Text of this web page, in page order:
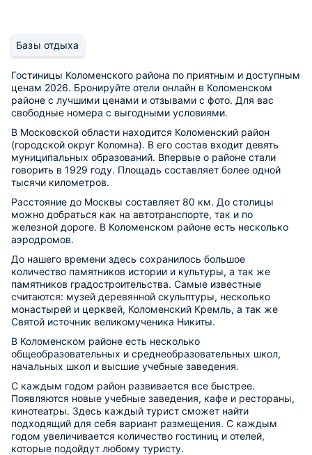
Базы отдыха
Гостиницы Коломенского района по приятным и доступным
ценам 2026. Бронируйте отели онлайн в Коломенском
районе с лучшими ценами и отзывами с фото. Для вас
свободные номера с выгодными условиями.
В Московской области находится Коломенский район
(городской округ Коломна). В его состав входит девять
муниципальных образований. Впервые о районе стали
говорить в 1929 году. Площадь составляет более одной
тысячи километров.
Расстояние до Москвы составляет 80 км. До столицы
можно добраться как на автотранспорте, так и по
железной дороге. В Коломенском районе есть несколько
аэродромов.
До нашего времени здесь сохранилось большое
количество памятников истории и культуры, а так же
памятников градостроительства. Самые известные
считаются: музей деревянной скульптуры, несколько
монастырей и церквей, Коломенский Кремль, а так же
Святой источник великомученика Никиты.
В Коломенском районе есть несколько
общеобразовательных и среднеобразовательных школ,
начальных школ и высшие учебные заведения.
С каждым годом район развивается все быстрее.
Появляются новые учебные заведения, кафе и рестораны,
кинотеатры. Здесь каждый турист сможет найти
подходящий для себя вариант размещения. С каждым
годом увеличивается количество гостиниц и отелей,
которые подойдут любому туристу.